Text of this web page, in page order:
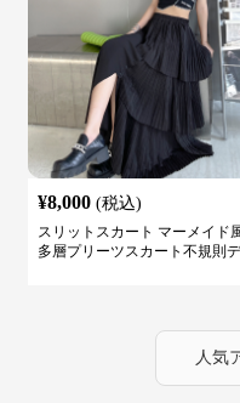
¥8,000 (税込)
スリットスカート マーメイド
多層プリーツスカート不規則
人気